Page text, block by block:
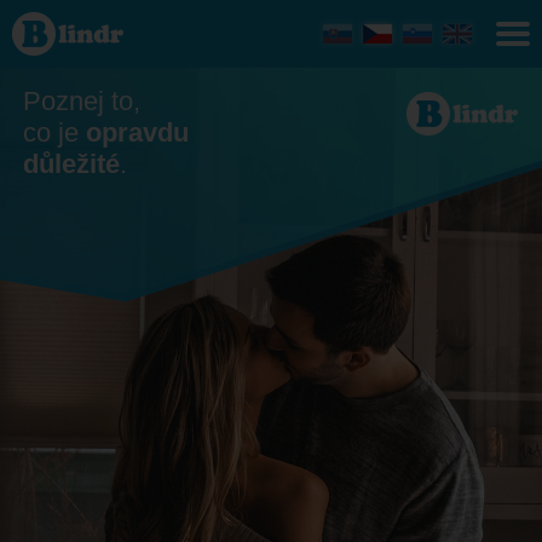
Seznamka
- On hledá
Poznej to,
co je opravdu
důležité.